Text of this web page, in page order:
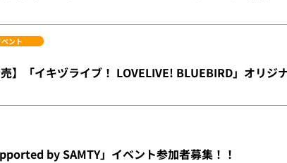
ント
売】「イキヅライブ！ LOVELIVE! BLUEBIRD」オリジ
by SAMTY」イベント参加者募集！！